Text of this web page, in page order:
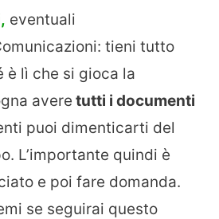
eventuali
tieni tutto
è lì che si gioca la
avere tutti i documenti
puoi dimenticarti del
L’importante quindi è
e poi fare domanda.
se seguirai questo